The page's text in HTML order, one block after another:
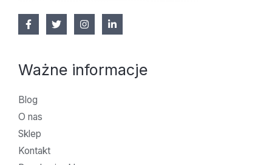
Ważne informacje
Blog
O nas
Sklep
Kontakt